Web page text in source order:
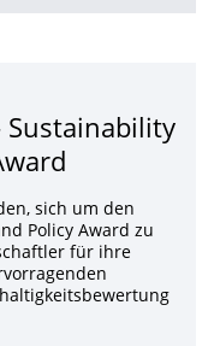
Sustainability
sich um den
Policy Award zu
für ihre